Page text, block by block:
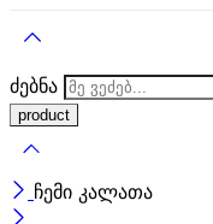
ძებნა
ჩემი კალათა